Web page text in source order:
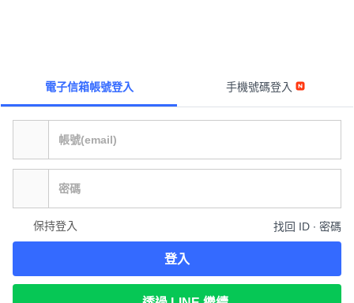
電子信箱帳號登入 手機號碼登入
保持登入 找回 ID ∙ 密碼
登入